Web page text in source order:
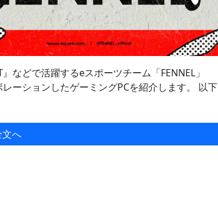
などで活躍するeスポーツチーム「FENNEL」
ーションしたゲーミングPCを紹介します。 以下
へ